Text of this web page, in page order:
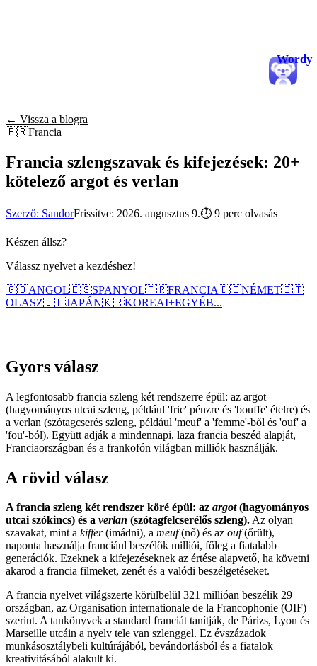
Wordy
← Vissza a blogra
🇫🇷Francia
Francia szlengszavak és kifejezések: 20+
kötelező argot és verlan
Szerző: SandorFrissítve: 2026. augusztus 9.⏱ 9 perc olvasás
Készen állsz?
Válassz nyelvet a kezdéshez!
🇬🇧ANGOL🇪🇸SPANYOL🇫🇷FRANCIA🇩🇪NÉMET🇮🇹
OLASZ🇯🇵JAPÁN🇰🇷KOREAI+EGYÉB...
Gyors válasz
A legfontosabb francia szleng két rendszerre épül: az argot
(hagyományos utcai szleng, például 'fric' pénzre és 'bouffe' ételre) és
a verlan (szótagcserés szleng, például 'meuf' a 'femme'-ből és 'ouf' a
'fou'-ból). Együtt adják a mindennapi, laza francia beszéd alapját,
Franciaországban és a frankofón világban milliók használják.
A rövid válasz
A francia szleng két rendszer köré épül: az argot(hagyományos
utcai szókincs) és a verlan (szótagfelcserélős szleng).Az olyan
szavakat, mint a kiffer(imádni), a meuf(nő) és az ouf(őrült),
naponta használja franciául beszélők milliói, főleg a fiatalabb
generációk. Ezeknek a kifejezéseknek az értése alapvető, ha követni
akarod a francia filmeket, zenét és a valódi beszélgetéseket.
A francia nyelvet világszerte körülbelül 321 millióan beszélik 29
országban, az Organisation internationale de la Francophonie (OIF)
szerint. A tankönyvek a standard franciát tanítják, de Párizs, Lyon és
Marseille utcáin a nyelv tele van szlenggel. Ez évszázadok
munkásosztálybeli kultúrájából, bevándorlásból és a fiatalok
kreativitásából alakult ki.